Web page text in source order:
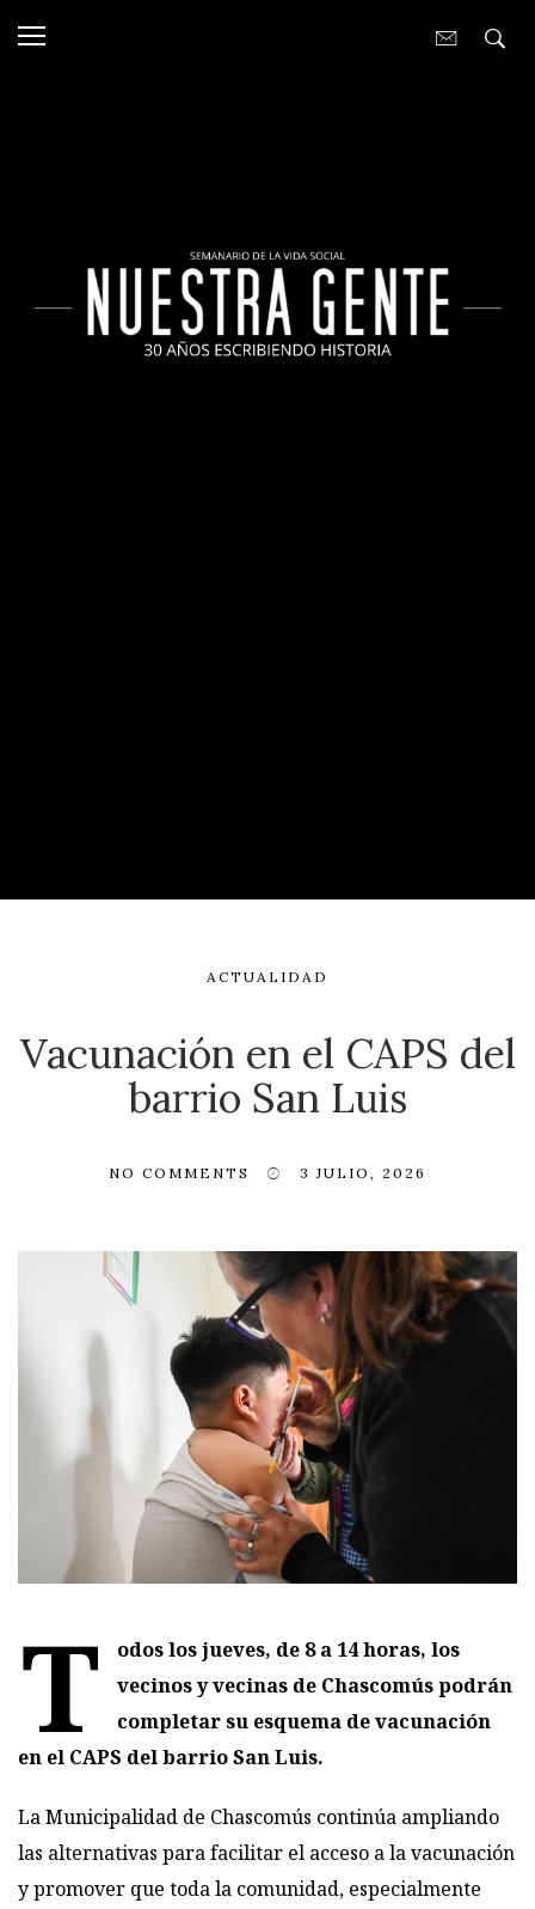
ACTUALIDAD
Vacunación en el CAPS del
barrio San Luis
NO COMMENTS 3 JULIO, 2026
T
odos los jueves, de 8 a 14 horas, los
vecinos y vecinas de Chascomús podrán
completar su esquema de vacunación
en el CAPS del barrio San Luis.
La Municipalidad de Chascomús continúa ampliando
las alternativas para facilitar el acceso a la vacunación
y promover que toda la comunidad, especialmente